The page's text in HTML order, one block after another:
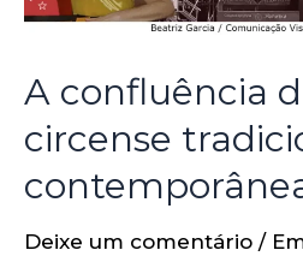
A confluência
circense
Deixe um comentário /